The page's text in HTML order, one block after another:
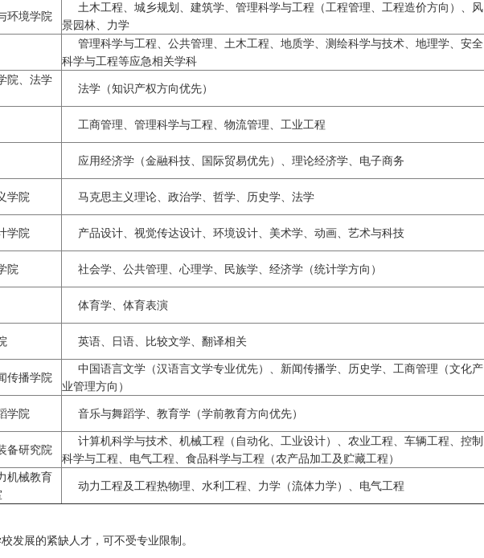
环境学院
土木工程、城乡规划、建筑学、管理科学与工程（工程管理、工程造价方向）、风
景园林、力学
管理科学与工程、公共管理、土木工程、地质学、测绘科学与技术、地理学、安全
科学与工程等应急相关学科
院、法学
法学（知识产权方向优先）
工商管理、管理科学与工程、物流管理、工业工程
应用经济学（金融科技、国际贸易优先）、理论经济学、电子商务
学院
马克思主义理论、政治学、哲学、历史学、法学
学院
产品设计、视觉传达设计、环境设计、美术学、动画、艺术与科技
院
社会学、公共管理、心理学、民族学、经济学（统计学方向）
体育学、体育表演
英语、日语、比较文学、翻译相关
传播学院
中国语言文学（汉语言文学专业优先）、新闻传播学、历史学、工商管理（文化产
业管理方向）
学院
音乐与舞蹈学、教育学（学前教育方向优先）
备研究院
计算机科学与技术、机械工程（自动化、工业设计）、农业工程、车辆工程、控制
科学与工程、电气工程、食品科学与工程（农产品加工及贮藏工程）
机械教育
动力工程及工程热物理、水利工程、力学（流体力学）、电气工程
发展的紧缺人才，可不受专业限制。